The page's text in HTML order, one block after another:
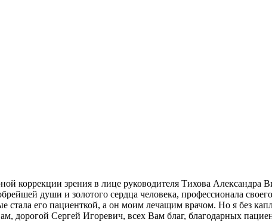
коррекции зрения в лице руководителя Тихова Александра
души и золотого сердца человека, профессионала
стала его пациенткой, а он моим лечащим врачом. Но я без
дорогой Сергей Игоревич, всех Вам благ, благодарных